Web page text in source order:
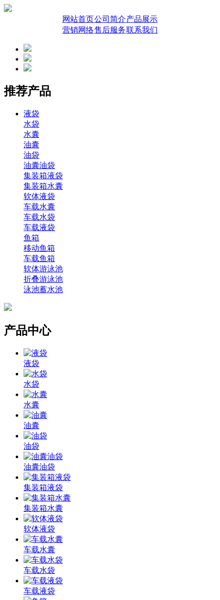
网站首页公司简介产品展示
营销网络售后服务联系我们
推荐产品
液袋
水袋
水囊
油囊
油袋
油囊油袋
集装箱液袋
集装箱水囊
软体液袋
车载水囊
车载水袋
车载液袋
鱼箱
移动鱼箱
车载鱼箱
软体游泳池
折叠游泳池
泳池蓄水池
产品中心
液袋
水袋
水囊
油囊
油袋
油囊油袋
集装箱液袋
集装箱水囊
软体液袋
车载水囊
车载水袋
车载液袋